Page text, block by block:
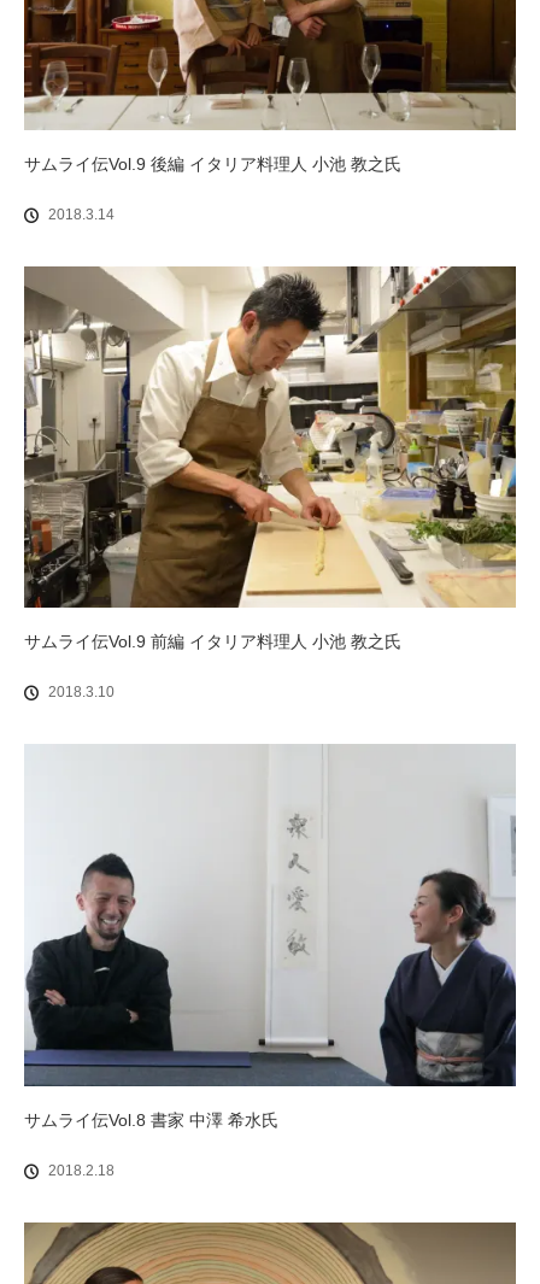
サムライ伝Vol.9 後編 イタリア料理人 小池 教之氏
2018.3.14
サムライ伝Vol.9 前編 イタリア料理人 小池 教之氏
2018.3.10
サムライ伝Vol.8 書家 中澤 希水氏
2018.2.18